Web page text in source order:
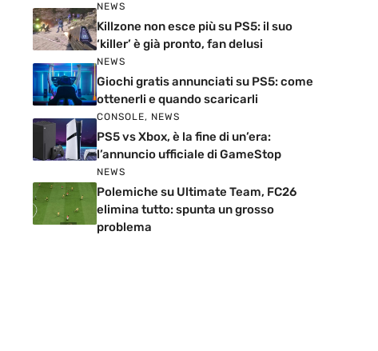
NEWS
Killzone non esce più su PS5: il suo
‘killer’ è già pronto, fan delusi
NEWS
Giochi gratis annunciati su PS5: come
ottenerli e quando scaricarli
CONSOLE, NEWS
PS5 vs Xbox, è la fine di un’era:
l’annuncio ufficiale di GameStop
NEWS
Polemiche su Ultimate Team, FC26
elimina tutto: spunta un grosso
problema